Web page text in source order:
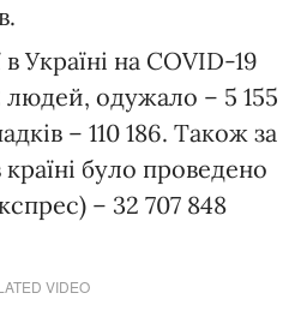
Україні на COVID-19
людей, одужало – 5 155
– 110 186. Також за
країні було проведено
– 32 707 848
VIDEO